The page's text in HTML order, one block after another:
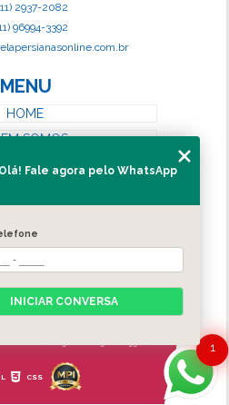
2937-2082
96994-3392
MENU
HOME
SOMOS
SERVIÇOS
DO SITE
(Lei 9610 de 19/02/1998)
CSS
1
Fale agora pelo WhatsApp
INICIAR CONVERSA